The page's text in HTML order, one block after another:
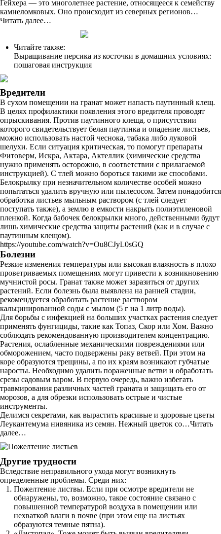
Гейхера — это многолетнее растение, относящееся к семейству
камнеломковых. Оно происходит из северных регионов…
Читать далее…
Читайте также:
Выращивание персика из косточки в домашних условиях:
пошаговая инструкция
Вредители
В сухом помещении на гранат может напасть паутинный клещ.
В целях профилактики появления этого вредителя проводят
опрыскивания. Против паутинного клеща, о присутствии
которого свидетельствует белая паутинка и опадение листьев,
можно использовать настой чеснока, табака либо луковой
шелухи. Если ситуация критическая, то помогут препараты
Фитоверм, Искра, Актара, Актеллик (химические средства
нужно применять осторожно, в соответствии с прилагаемой
инструкцией). С тлей можно бороться такими же способами.
Белокрылку при незначительном количестве особей можно
попытаться удалить вручную или пылесосом. Затем понадобится
обработка листьев мыльным раствором (с тлей следует
поступать также), а землю в емкости накрыть полиэтиленовой
пленкой. Когда бабочек белокрылки много, действенными будут
лишь химические средства защиты растений (как и в случае с
паутинным клещом).
https://youtube.com/watch?v=Ou8CJyL0sGQ
Болезни
Резкие изменения температуры или высокая влажность в плохо
проветриваемых помещениях могут привести к возникновению
мучнистой росы. Гранат также может заразиться от других
растений. Если болезнь была выявлена на ранней стадии,
рекомендуется обработать растение раствором
кальцинированной соды с мылом (5 г на 1 литр воды).
Для борьбы с инфекцией на больших участках растения следует
применять фунгициды, такие как Топаз, Скор или Хом. Важно
соблюдать рекомендованную производителем концентрацию.
Растения, ослабленные механическими повреждениями или
обморожением, часто подвержены раку ветвей. При этом на
коре образуются трещины, а по их краям возникают губчатые
наросты. Необходимо удалить пораженные ветви и обработать
срезы садовым варом. В первую очередь, важно избегать
травмирования различных частей граната и защищать его от
морозов, а для обрезки использовать острые и чистые
инструменты.
Делимся секретами, как вырастить красивые и здоровые цветы
Леукантемума нивяника из семян. Нежный цветок со…Читать
далее…
Другие трудности
Вследствие неправильного ухода могут возникнуть
определенные проблемы. Среди них:
Пожелтение листвы. Если при осмотре вредители не
обнаружены, то, возможно, такое состояние связано с
повышенной температурой воздуха в помещении или
нехваткой влаги в почве (при этом еще на листьях
образуются темные пятна).